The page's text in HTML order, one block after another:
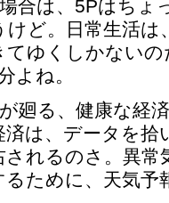
合は、5Pはちょ
ど。日常生活は
ゆくしかないの
よね。
廻る、健康な経
は、データを拾
れるのさ。異常
ために、天気予